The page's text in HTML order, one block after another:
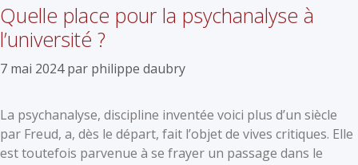
Quelle place pour la psychanalyse à
l’université ?
7 mai 2024 par philippe daubry
La psychanalyse, discipline inventée voici plus d’un siècle
par Freud, a, dès le départ, fait l’objet de vives critiques. Elle
est toutefois parvenue à se frayer un passage dans le